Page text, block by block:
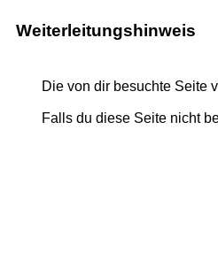
Weiterleitungshinweis
Die von dir besuchte Seite
Falls du diese Seite nicht